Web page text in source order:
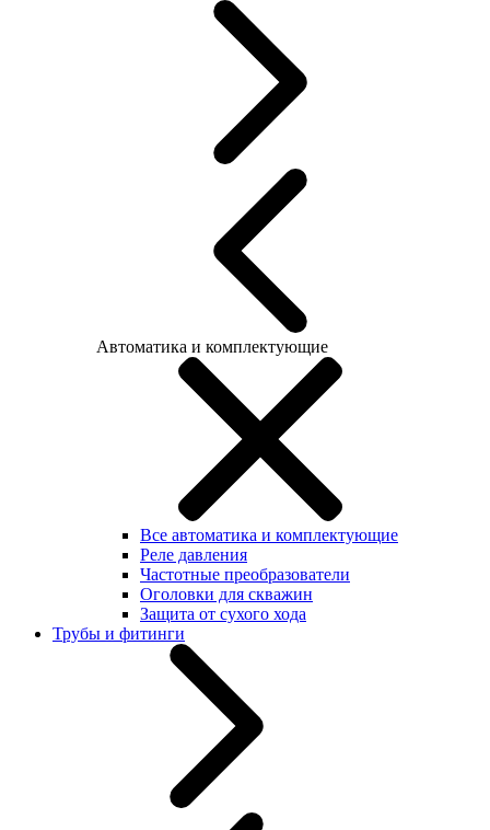
Автоматика и комплектующие
Все автоматика и комплектующие
Реле давления
Частотные преобразователи
Оголовки для скважин
Защита от сухого хода
Трубы и фитинги